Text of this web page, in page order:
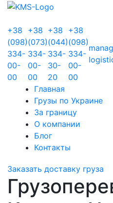
+38
(098)
334-
00-
00
+38
(073)
334-
00-
00
+38
(044)
334-
30-
20
+38
(098)
334-
00-
00
Главная
Грузы по Украине
За границу
О компании
Блог
Контакты
Заказать доставку груза